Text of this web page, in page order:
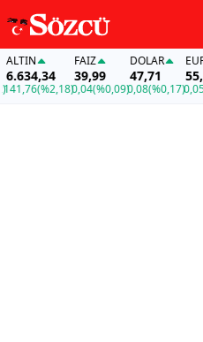
FAİZ
39,99
0,04(%0,09)
DOLAR
47,71
0,08(%0,17)
EURO
55,06
0,05(%0,08)